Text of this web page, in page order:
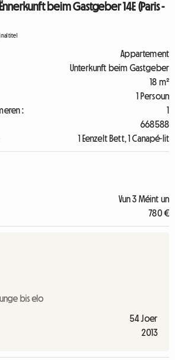
beim Gastgeber 14E (Paris -
Appartement
Unterkunft beim Gastgeber
18 m²
1 Persoun
:
1
668588
1 Eenzelt Bett, 1 Canapé-lit
Vun 3 Méint un
780 €
bis elo
54 Joer
2013